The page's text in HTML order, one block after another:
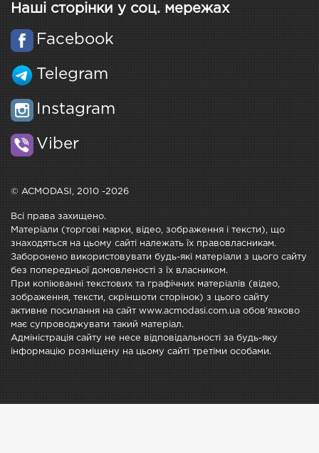
Наші сторінки у соц. мережах
Facebook
Telegram
Instagram
Viber
© ACMODASI, 2010 -2026
Всі права захищено.
Матеріали (торгові марки, відео, зображення і тексти), що
знаходяться на цьому сайті належать їх правовласникам.
Заборонено використовувати будь-які матеріали з цього сайту
без попередньої домовленості з їх власником.
При копіюванні текстових та графічних матеріалів (відео,
зображення, тексти, скріншоти сторінок) з цього сайту
активне посилання на сайт www.acmodasi.com.ua обов'язково
має супроводжувати такий матеріал.
Адміністрація сайту не несе відповідальності за будь-яку
інформацію розміщену на цьому сайті третіми особами.